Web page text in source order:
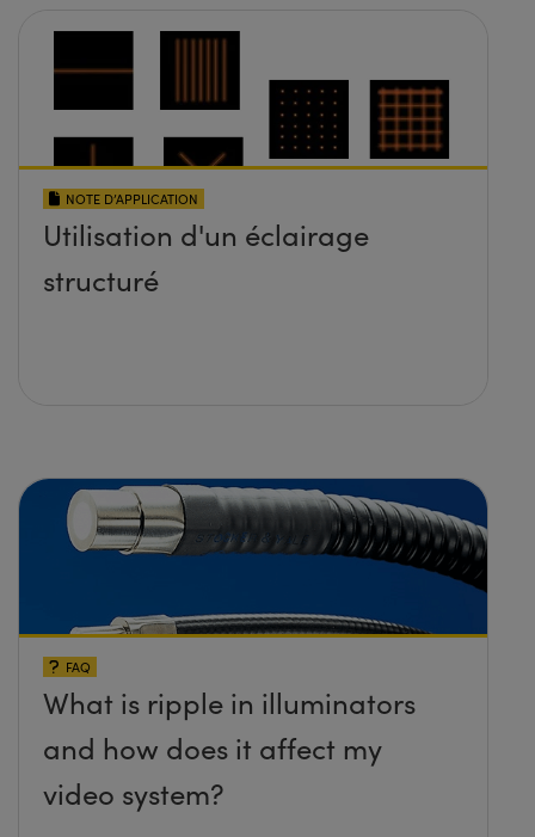
NOTE D’APPLICATION
Utilisation d'un éclairage
structuré
FAQ
What is ripple in illuminators
and how does it affect my
video system?